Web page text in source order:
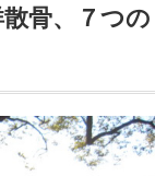
骨、７つの